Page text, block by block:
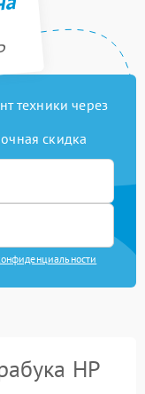
техники через
скидка
HP